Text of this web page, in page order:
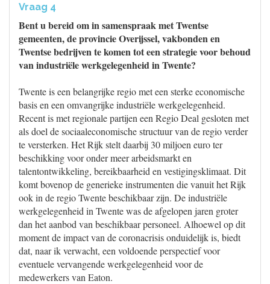
Vraag 4
Bent u bereid om in samenspraak met Twentse
gemeenten, de provincie Overijssel, vakbonden en
Twentse bedrijven te komen tot een strategie voor behoud
van industriële werkgelegenheid in Twente?
Twente is een belangrijke regio met een sterke economische
basis en een omvangrijke industriële werkgelegenheid.
Recent is met regionale partijen een Regio Deal gesloten met
als doel de sociaaleconomische structuur van de regio verder
te versterken. Het Rijk stelt daarbij 30 miljoen euro ter
beschikking voor onder meer arbeidsmarkt en
talentontwikkeling, bereikbaarheid en vestigingsklimaat. Dit
komt bovenop de generieke instrumenten die vanuit het Rijk
ook in de regio Twente beschikbaar zijn. De industriële
werkgelegenheid in Twente was de afgelopen jaren groter
dan het aanbod van beschikbaar personeel. Alhoewel op dit
moment de impact van de coronacrisis onduidelijk is, biedt
dat, naar ik verwacht, een voldoende perspectief voor
eventuele vervangende werkgelegenheid voor de
medewerkers van Eaton.